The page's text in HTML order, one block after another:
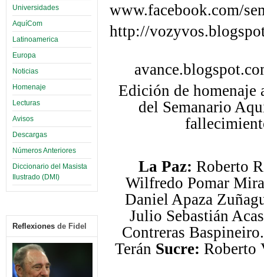
Universidades
AquíCom
Latinoamerica
Europa
Noticias
Homenaje
Lecturas
Avisos
Descargas
Números Anteriores
Diccionario del Masista
Ilustrado (DMI)
Reflexiones de Fidel
www.facebook.com/
http://
Edición de homenaje
del Semanario
La Paz: Roberto
Wilfredo Pomar
Daniel Apaza
Julio Sebastián
Contreras
Terán Sucre: Roberto